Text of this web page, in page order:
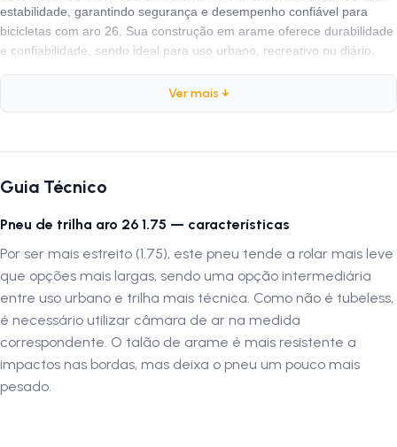
estabilidade, garantindo segurança e desempenho confiável para
bicicletas com aro 26. Sua construção em arame oferece durabilidade
e confiabilidade, sendo ideal para uso urbano, recreativo ou diário.
desempenho e segurança, recomendamos que a montagem seja
validada em uma oficina especializada. A LOJA NA PISTA não se
Ver mais ↓
Guia Técnico
Pneu de trilha aro 26 1.75 — características
Por ser mais estreito (1.75), este pneu tende a rolar mais leve
que opções mais largas, sendo uma opção intermediária
entre uso urbano e trilha mais técnica. Como não é tubeless,
é necessário utilizar câmara de ar na medida
correspondente. O talão de arame é mais resistente a
impactos nas bordas, mas deixa o pneu um pouco mais
pesado.